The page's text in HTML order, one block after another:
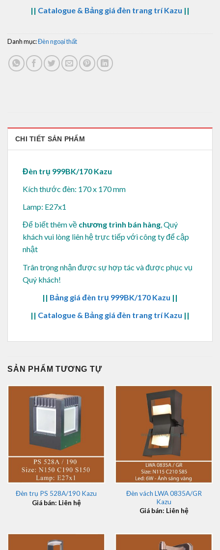
|| Catalogue & Bảng giá đèn trang trí Kazu ||
Danh mục:Đèn ngoại thất
CHI TIẾT SẢN PHẨM
Đèn trụ 999BK/170 Kazu
Kích thước đèn: 170 x 170 mm
Lamp: E27x1
Để biết thêm về chương trình bán hàng, Quý
khách vui lòng liên hệ trực tiếp với công ty để cập
nhật
Trân trọng nhận được sự hợp tác và được phục vụ
Quý khách!
|| Bảng giá đèn trụ 999BK/170 Kazu ||
|| Catalogue & Bảng giá đèn trang trí Kazu ||
SẢN PHẨM TƯƠNG TỰ
Đèn trụ PS 528A/190 Kazu
Giá bán: Liên hệ
Đèn vách LWA 0835A/GR
Kazu
Giá bán: Liên hệ